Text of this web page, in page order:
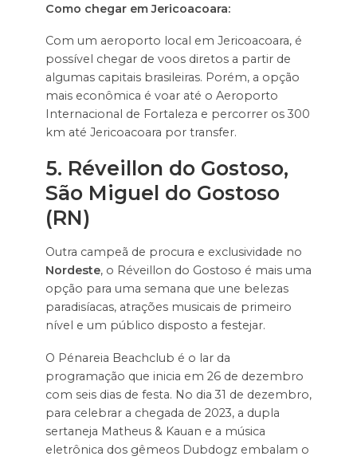
Como chegar em Jericoacoara:
Com um aeroporto local em Jericoacoara, é
possível chegar de voos diretos a partir de
algumas capitais brasileiras. Porém, a opção
mais econômica é voar até o Aeroporto
Internacional de Fortaleza e percorrer os 300
km até Jericoacoara por transfer.
5. Réveillon do Gostoso,
São Miguel do Gostoso
(RN)
Outra campeã de procura e exclusividade no
Nordeste, o Réveillon do Gostoso é mais uma
opção para uma semana que une belezas
paradisíacas, atrações musicais de primeiro
nível e um público disposto a festejar.
O Pénareia Beachclub é o lar da
programação que inicia em 26 de dezembro
com seis dias de festa. No dia 31 de dezembro,
para celebrar a chegada de 2023, a dupla
sertaneja Matheus & Kauan e a música
eletrônica dos gêmeos Dubdogz embalam o